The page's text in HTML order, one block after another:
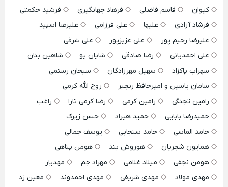
کیوان
قاسم فاضلی فرهاد جهانگیری
فرشید حکمتی
فرشاد آزادی
علیها علی فرزامی
علیرضا اسپید
علیرضا رحیم پور
علی عزیزپور
علی شرفی
علی احمدیانی
رضا صادقی شایان یو
شاهین بنان
سهراب پاکزاد
سهیل مهرزادگان
سبحان رستمی
سامان یاسین و امیرحافظ رنجبر
روح الله کرمی
رامین تجنگی
رامین کرمی رضا کرمی تارا
راغب
حمیدرضا بابایی
حمید هیراد
حسن زیرک
حامد الماسی
حامد سنجابی
یوسف جمالی
همایون شجریان
هوروش بند
هومن پناهی
هومن نجفی
میلاد غلامی مهراد جم
مهدیار
مهدی مولاد
مهدی شریفی مهدی احمدوند
معین زد